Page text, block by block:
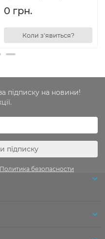
0 грн.
Коли з'явиться?
підписку на новини!
підписку
Политика безопасности